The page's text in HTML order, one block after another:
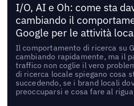
I/O, AI e Oh: come sta
cambiando il
Google per le attività
Il comportamento di ricerca su
cambiando rapidamente, ma il
traffico non coglie il vero
di ricerca locale spiegano cosa
succedendo, se i brand locali
preoccuparsi e cosa fare al